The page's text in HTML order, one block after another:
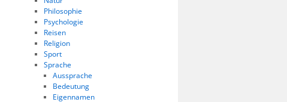
Philosophie
Psychologie
Reisen
Religion
Sport
Sprache
Aussprache
Bedeutung
Eigennamen